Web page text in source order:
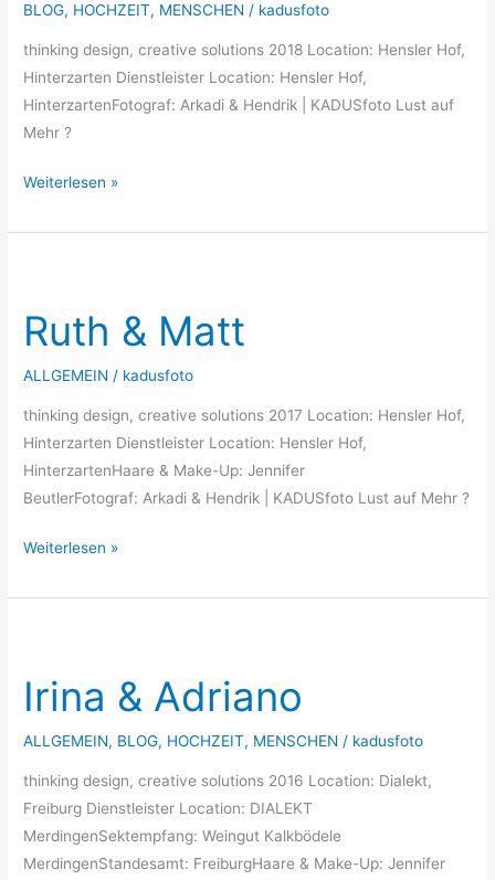
BLOG, HOCHZEIT, MENSCHEN / kadusfoto
thinking design, creative solutions 2018 Location: Hensler Hof,
Hinterzarten Dienstleister Location: Hensler Hof,
HinterzartenFotograf: Arkadi & Hendrik | KADUSfoto Lust auf
Mehr ?
Weiterlesen »
Ruth & Matt
ALLGEMEIN / kadusfoto
thinking design, creative solutions 2017 Location: Hensler Hof,
Hinterzarten Dienstleister Location: Hensler Hof,
HinterzartenHaare & Make-Up: Jennifer
BeutlerFotograf: Arkadi & Hendrik | KADUSfoto Lust auf Mehr ?
Matt
Weiterlesen »
Irina & Adriano
ALLGEMEIN, BLOG, HOCHZEIT, MENSCHEN / kadusfoto
thinking design, creative solutions 2016 Location: Dialekt,
Freiburg Dienstleister Location: DIALEKT
MerdingenSektempfang: Weingut Kalkbödele
MerdingenStandesamt: FreiburgHaare & Make-Up: Jennifer
Adriano